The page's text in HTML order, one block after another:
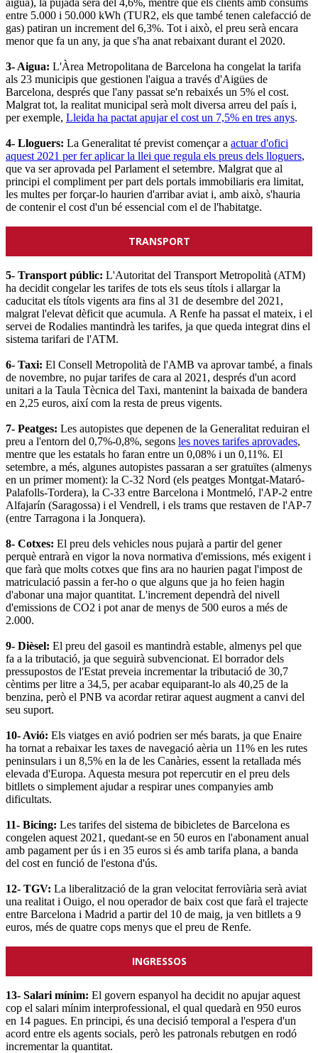
entre 5.000 i 50.000 kWh (TUR2, els que també tenen calefacció de
gas) patiran un increment del 6,3%. Tot i això, el preu serà encara
menor que fa un any, ja que s'ha anat rebaixant durant el 2020.
3- Aigua: L'Àrea Metropolitana de Barcelona ha congelat la tarifa
als 23 municipis que gestionen l'aigua a través d'Aigües de
Barcelona, després que l'any passat se'n rebaixés un 5% el cost.
Malgrat tot, la realitat municipal serà molt diversa arreu del país i,
per exemple, Lleida ha pactat apujar el cost un 7,5% en tres anys.
4- Lloguers: La Generalitat té previst començar a actuar d'ofici
aquest 2021 per fer aplicar la llei que regula els preus dels lloguers,
que va ser aprovada pel Parlament el setembre. Malgrat que al
principi el compliment per part dels portals immobiliaris era limitat,
les multes per forçar-lo haurien d'arribar aviat i, amb això, s'hauria
de contenir el cost d'un bé essencial com el de l'habitatge.
TRANSPORT
5- Transport públic: L'Autoritat del Transport Metropolità (ATM)
ha decidit congelar les tarifes de tots els seus títols i allargar la
caducitat els títols vigents ara fins al 31 de desembre del 2021,
malgrat l'elevat dèficit que acumula. A Renfe ha passat el mateix, i el
servei de Rodalies mantindrà les tarifes, ja que queda integrat dins el
sistema tarifari de l'ATM.
6- Taxi: El Consell Metropolità de l'AMB va aprovar també, a finals
de novembre, no pujar tarifes de cara al 2021, després d'un acord
unitari a la Taula Tècnica del Taxi, mantenint la baixada de bandera
en 2,25 euros, així com la resta de preus vigents.
7- Peatges: Les autopistes que depenen de la Generalitat reduiran el
preu a l'entorn del 0,7%-0,8%, segons les noves tarifes aprovades,
mentre que les estatals ho faran entre un 0,08% i un 0,11%. El
setembre, a més, algunes autopistes passaran a ser gratuïtes (almenys
en un primer moment): la C-32 Nord (els peatges Montgat-Mataró-
Palafolls-Tordera), la C-33 entre Barcelona i Montmeló, l'AP-2 entre
Alfajarín (Saragossa) i el Vendrell, i els trams que restaven de l'AP-7
(entre Tarragona i la Jonquera).
8- Cotxes: El preu dels vehicles nous pujarà a partir del gener
perquè entrarà en vigor la nova normativa d'emissions, més exigent i
que farà que molts cotxes que fins ara no haurien pagat l'impost de
matriculació passin a fer-ho o que alguns que ja ho feien hagin
d'abonar una major quantitat. L'increment dependrà del nivell
d'emissions de CO2 i pot anar de menys de 500 euros a més de
2.000.
9- Dièsel: El preu del gasoil es mantindrà estable, almenys pel que
fa a la tributació, ja que seguirà subvencionat. El borrador dels
pressupostos de l'Estat preveia incrementar la tributació de 30,7
cèntims per litre a 34,5, per acabar equiparant-lo als 40,25 de la
benzina, però el PNB va acordar retirar aquest augment a canvi del
seu suport.
10- Avió: Els viatges en avió podrien ser més barats, ja que Enaire
ha tornat a rebaixar les taxes de navegació aèria un 11% en les rutes
peninsulars i un 8,5% en la de les Canàries, essent la retallada més
elevada d'Europa. Aquesta mesura pot repercutir en el preu dels
bitllets o simplement ajudar a respirar unes companyies amb
dificultats.
11- Bicing: Les tarifes del sistema de bibicletes de Barcelona es
congelen aquest 2021, quedant-se en 50 euros en l'abonament anual
amb pagament per ús i en 35 euros si és amb tarifa plana, a banda
del cost en funció de l'estona d'ús.
12- TGV: La liberalització de la gran velocitat ferroviària serà aviat
una realitat i Ouigo, el nou operador de baix cost que farà el trajecte
entre Barcelona i Madrid a partir del 10 de maig, ja ven bitllets a 9
euros, més de quatre cops menys que el preu de Renfe.
INGRESSOS
13- Salari mínim: El govern espanyol ha decidit no apujar aquest
cop el salari mínim interprofessional, el qual quedarà en 950 euros
en 14 pagues. En principi, és una decisió temporal a l'espera d'un
acord entre els agents socials, però les patronals rebutgen en rodó
incrementar la quantitat.